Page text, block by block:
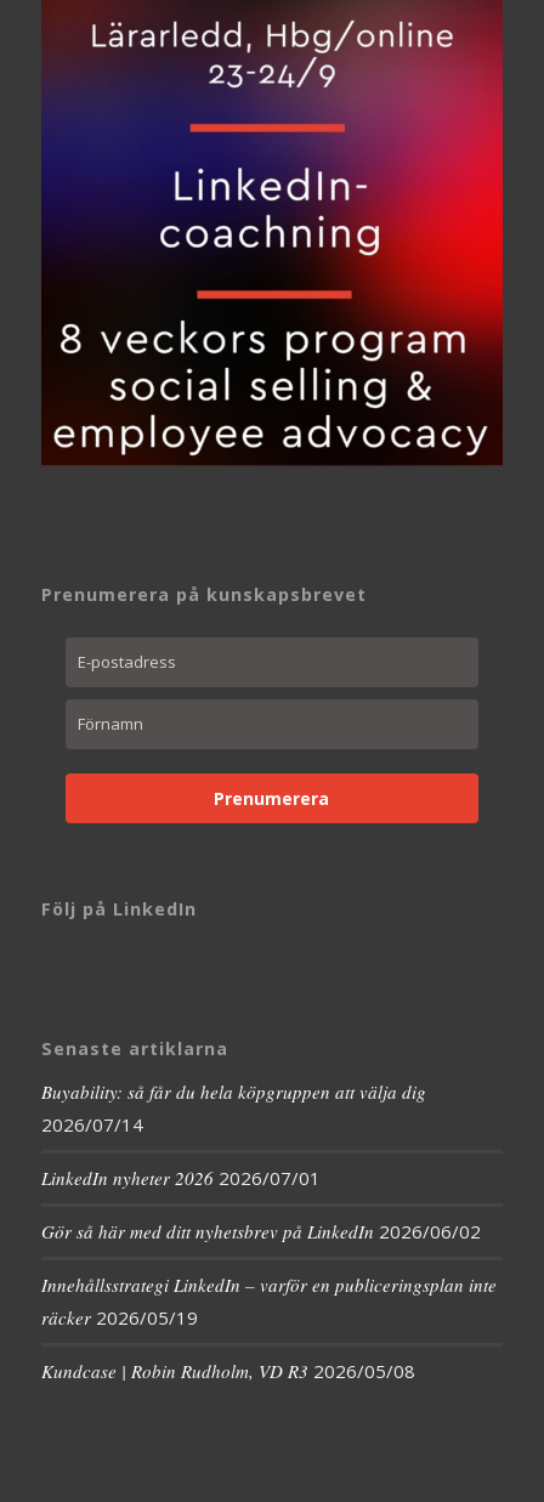
Prenumerera på kunskapsbrevet
Prenumerera
Följ på LinkedIn
Senaste artiklarna
Buyability: så får du hela köpgruppen att välja dig
2026/07/14
LinkedIn nyheter 2026 2026/07/01
Gör så här med ditt nyhetsbrev på LinkedIn 2026/06/02
Innehållsstrategi LinkedIn – varför en publiceringsplan inte
räcker 2026/05/19
Kundcase | Robin Rudholm, VD R3 2026/05/08